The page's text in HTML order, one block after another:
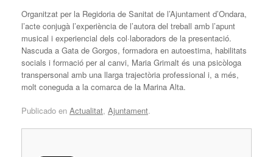
Organitzat per la Regidoria de Sanitat de l’Ajuntament d’Ondara,
l’acte conjugà l’experiència de l’autora del treball amb l’apunt
musical i experiencial dels col·laboradors de la presentació.
Nascuda a Gata de Gorgos, formadora en autoestima, habilitats
socials i formació per al canvi, Maria Grimalt és una psicòloga
transpersonal amb una llarga trajectòria professional i, a més,
molt coneguda a la comarca de la Marina Alta.
Publicado en Actualitat, Ajuntament.